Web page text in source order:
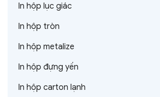
In hộp lục giác
In hộp tròn
In hộp metalize
In hộp đựng yến
In hộp carton lạnh